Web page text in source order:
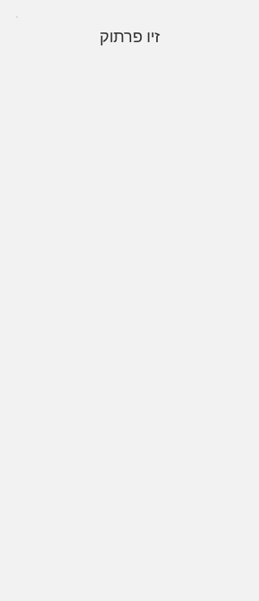
זיו פרתוק